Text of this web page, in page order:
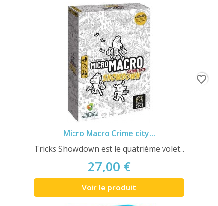
Micro Macro Crime city...
Tricks Showdown est le quatrième volet...
27,00 €
Voir le produit
favorite_border